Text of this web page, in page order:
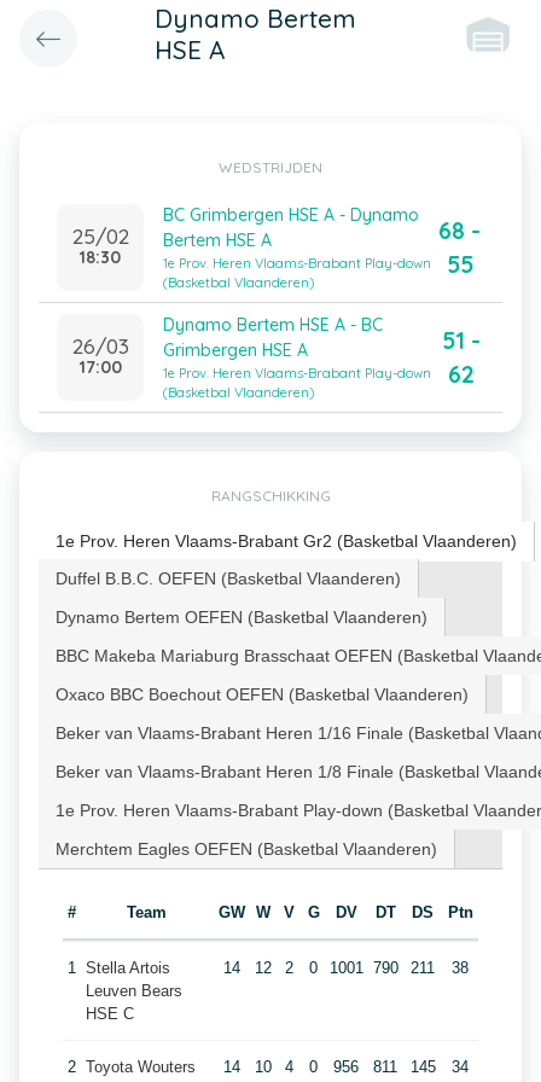
Dynamo Bertem
HSE A
WEDSTRIJDEN
25/02
18:30
BC Grimbergen HSE A - Dynamo
Bertem HSE A
1e Prov. Heren Vlaams-Brabant Play-down
(Basketbal Vlaanderen)
68 -
55
26/03
17:00
Dynamo Bertem HSE A - BC
Grimbergen HSE A
1e Prov. Heren Vlaams-Brabant Play-down
(Basketbal Vlaanderen)
51 -
62
RANGSCHIKKING
1e Prov. Heren Vlaams-Brabant Gr2 (Basketbal Vlaanderen)
Duffel B.B.C. OEFEN (Basketbal Vlaanderen)
Dynamo Bertem OEFEN (Basketbal Vlaanderen)
BBC Makeba Mariaburg Brasschaat OEFEN (Basketbal
Oxaco BBC Boechout OEFEN (Basketbal Vlaanderen)
Beker van Vlaams-Brabant Heren 1/16 Finale (Basketbal
Beker van Vlaams-Brabant Heren 1/8 Finale (Basketbal
1e Prov. Heren Vlaams-Brabant Play-down (Basketbal
Merchtem Eagles OEFEN (Basketbal Vlaanderen)
# Team GW W V G DV DT DS Ptn
1 Stella Artois
Leuven Bears
HSE C
14 12 2 0 1001 790 211 38
2 Toyota Wouters
14 10 4 0 956 811 145 34